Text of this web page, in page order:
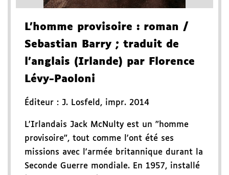
L'homme provisoire : roman /
Sebastian Barry ; traduit de
l'anglais (Irlande) par Florence
Lévy-Paoloni
Éditeur : J. Losfeld , impr. 2014
L'Irlandais Jack McNulty est un "homme
provisoire", tout comme l'ont été ses
missions avec l'armée britannique durant la
Seconde Guerre mondiale. En 1957, installé